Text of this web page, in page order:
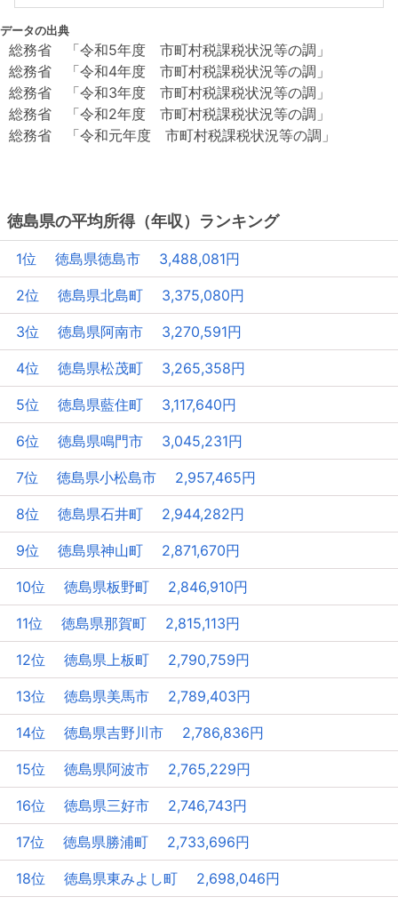
データの出典
総務省 「令和5年度 市町村税課税状況等の調」
総務省 「令和4年度 市町村税課税状況等の調」
総務省 「令和3年度 市町村税課税状況等の調」
総務省 「令和2年度 市町村税課税状況等の調」
総務省 「令和元年度 市町村税課税状況等の調」
徳島県の平均所得（年収）ランキング
1位 徳島県徳島市 3,488,081円
2位 徳島県北島町 3,375,080円
3位 徳島県阿南市 3,270,591円
4位 徳島県松茂町 3,265,358円
5位 徳島県藍住町 3,117,640円
6位 徳島県鳴門市 3,045,231円
7位 徳島県小松島市 2,957,465円
8位 徳島県石井町 2,944,282円
9位 徳島県神山町 2,871,670円
10位 徳島県板野町 2,846,910円
11位 徳島県那賀町 2,815,113円
12位 徳島県上板町 2,790,759円
13位 徳島県美馬市 2,789,403円
14位 徳島県吉野川市 2,786,836円
15位 徳島県阿波市 2,765,229円
16位 徳島県三好市 2,746,743円
17位 徳島県勝浦町 2,733,696円
18位 徳島県東みよし町 2,698,046円